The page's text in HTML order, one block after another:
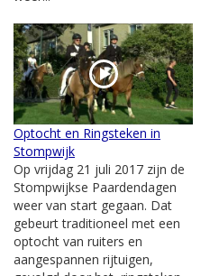
Optocht en Ringsteken in
Stompwijk
Op vrijdag 21 juli 2017 zijn de
Stompwijkse Paardendagen
weer van start gegaan. Dat
gebeurt traditioneel met een
optocht van ruiters en
aangespannen rijtuigen,